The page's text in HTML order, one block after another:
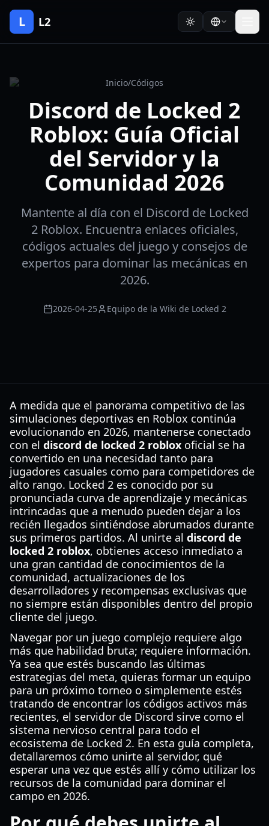
L L2
Inicio/Códigos
Discord de Locked 2
Roblox: Guía Oficial
del Servidor y la
Comunidad 2026
Mantente al día con el Discord de Locked
2 Roblox. Encuentra enlaces oficiales,
códigos actuales del juego y consejos de
expertos para dominar las mecánicas en
2026.
2026-04-25 Equipo de la Wiki de Locked 2
A medida que el panorama competitivo de las
simulaciones deportivas en Roblox continúa
evolucionando en 2026, mantenerse conectado
con el discord de locked 2 roblox oficial se ha
convertido en una necesidad tanto para
jugadores casuales como para competidores de
alto rango. Locked 2 es conocido por su
pronunciada curva de aprendizaje y mecánicas
intrincadas que a menudo pueden dejar a los
recién llegados sintiéndose abrumados durante
sus primeros partidos. Al unirte al discord de
locked 2 roblox, obtienes acceso inmediato a
una gran cantidad de conocimientos de la
comunidad, actualizaciones de los
desarrolladores y recompensas exclusivas que
no siempre están disponibles dentro del propio
cliente del juego.
Navegar por un juego complejo requiere algo
más que habilidad bruta; requiere información.
Ya sea que estés buscando las últimas
estrategias del meta, quieras formar un equipo
para un próximo torneo o simplemente estés
tratando de encontrar los códigos activos más
recientes, el servidor de Discord sirve como el
sistema nervioso central para todo el
ecosistema de Locked 2. En esta guía completa,
detallaremos cómo unirte al servidor, qué
esperar una vez que estés allí y cómo utilizar los
recursos de la comunidad para dominar el
campo en 2026.